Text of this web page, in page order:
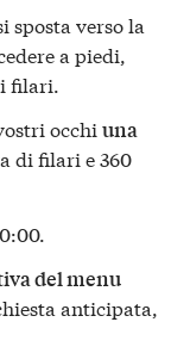
sposta verso la
a piedi,
filari.
occhi una
di filari e 360
del menu
anticipata,